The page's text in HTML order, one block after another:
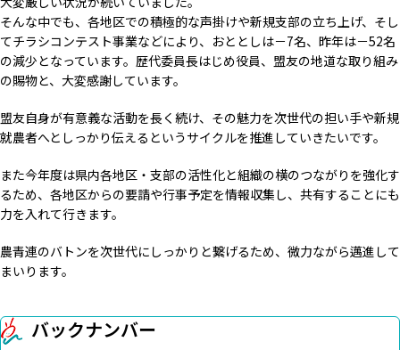
そんな中でも、各地区での積極的な声掛けや新規支部の立ち上げ、そし
てチラシコンテスト事業などにより、おととしは－7名、昨年は－52名
の減少となっています。歴代委員長はじめ役員、盟友の地道な取り組み
の賜物と、大変感謝しています。
盟友自身が有意義な活動を長く続け、その魅力を次世代の担い手や新規
就農者へとしっかり伝えるというサイクルを推進していきたいです。
また今年度は県内各地区・支部の活性化と組織の横のつながりを強化す
るため、各地区からの要請や行事予定を情報収集し、共有することにも
力を入れて行きます。
農青連のバトンを次世代にしっかりと繋げるため、微力ながら邁進して
まいります。
バックナンバー